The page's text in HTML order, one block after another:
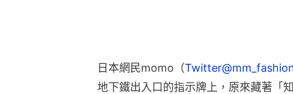
日本網民momo（
地下鐵出入口的指示牌上，原來藏著「